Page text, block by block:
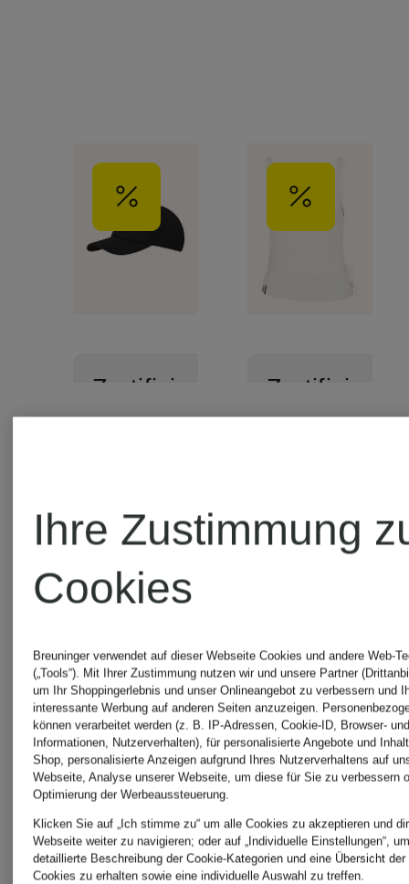
Zertifiziert
Cap
CHF 15
Ursprünglich:
CHF 33
Zertifiziert
LAYERED
imCHF
CHF 50
Ihre Zustimmung
Cookies
Breuninger verwendet auf dieser Webseite Cookies und andere Web-
(„Tools“). Mit Ihrer Zustimmung nutzen wir und unsere Partner
um Ihr Shoppingerlebnis und unser Onlineangebot zu verbessern und
interessante Werbung auf anderen Seiten anzuzeigen.
können verarbeitet werden (z. B. IP-Adressen, Cookie-ID, Browser-
Informationen, Nutzerverhalten), für personalisierte Angebote und
Shop, personalisierte Anzeigen aufgrund Ihres Nutzerverhaltens auf
Webseite, Analyse unserer Webseite, um diese für Sie zu verbessern
Optimierung der Werbeaussteuerung.
Klicken Sie auf „Ich stimme zu“ um alle Cookies zu akzeptieren und
Webseite weiter zu navigieren; oder auf „Individuelle Einstellungen“,
detaillierte Beschreibung der Cookie-Kategorien und eine Übersicht
Cookies zu erhalten sowie eine individuelle Auswahl zu treffen.